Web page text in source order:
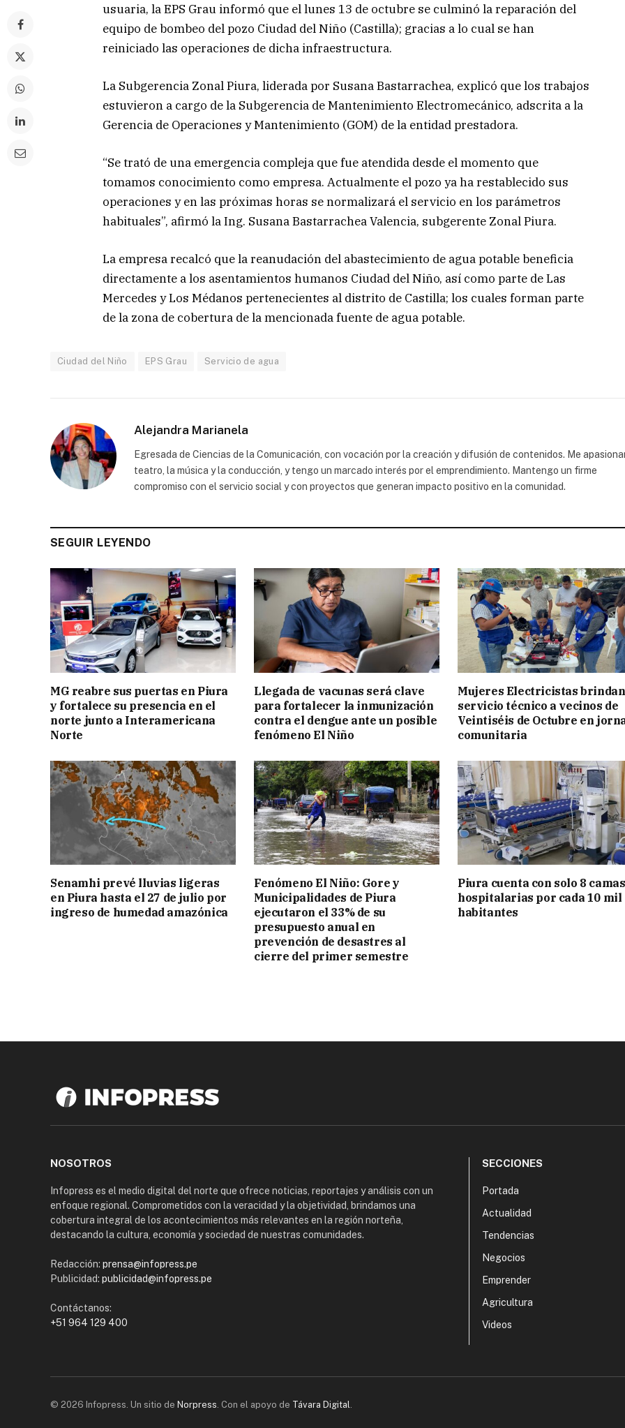
usuaria, la EPS Grau informó que el lunes 13 de octubre se culminó la reparación del
equipo de bombeo del pozo Ciudad del Niño (Castilla); gracias a lo cual se han
reiniciado las operaciones de dicha infraestructura.
La Subgerencia Zonal Piura, liderada por Susana Bastarrachea, explicó que los trabajos
estuvieron a cargo de la Subgerencia de Mantenimiento Electromecánico, adscrita a la
Gerencia de Operaciones y Mantenimiento (GOM) de la entidad prestadora.
“Se trató de una emergencia compleja que fue atendida desde el momento que
tomamos conocimiento como empresa. Actualmente el pozo ya ha restablecido sus
operaciones y en las próximas horas se normalizará el servicio en los parámetros
habituales”, afirmó la Ing. Susana Bastarrachea Valencia, subgerente Zonal Piura.
La empresa recalcó que la reanudación del abastecimiento de agua potable beneficia
directamente a los asentamientos humanos Ciudad del Niño, así como parte de Las
Mercedes y Los Médanos pertenecientes al distrito de Castilla; los cuales forman parte
de la zona de cobertura de la mencionada fuente de agua potable.
Ciudad del Niño EPS Grau Servicio de agua
Alejandra Marianela
Egresada de Ciencias de la Comunicación, con vocación por la creación y difusión de contenidos. Me
teatro, la música y la conducción, y tengo un marcado interés por el emprendimiento. Mantengo un firme
compromiso con el servicio social y con proyectos que generan impacto positivo en la comunidad.
SEGUIR LEYENDO
MG reabre sus puertas en Piura
y fortalece su presencia en el
norte junto a Interamericana
Norte
Llegada de vacunas será clave
para fortalecer la inmunización
contra el dengue ante un posible
fenómeno El Niño
Mujeres Electricistas brindan
servicio técnico a vecinos de
Veintiséis de Octubre en
comunitaria
Senamhi prevé lluvias ligeras
en Piura hasta el 27 de julio por
ingreso de humedad amazónica
Fenómeno El Niño: Gore y
Municipalidades de Piura
ejecutaron el 33% de su
presupuesto anual en
prevención de desastres al
cierre del primer semestre
Piura cuenta con solo 8 camas
hospitalarias por cada 10 mil
habitantes
NOSOTROS
Infopress es el medio digital del norte que ofrece noticias, reportajes y análisis con un
enfoque regional. Comprometidos con la veracidad y la objetividad, brindamos una
cobertura integral de los acontecimientos más relevantes en la región norteña,
destacando la cultura, economía y sociedad de nuestras comunidades.
Redacción: prensa@infopress.pe
Publicidad: publicidad@infopress.pe
Contáctanos:
+51 964 129 400
SECCIONES
Portada
Actualidad
Tendencias
Negocios
Emprender
Agricultura
Videos
© 2026 Infopress. Un sitio de Norpress. Con el apoyo de Távara Digital.